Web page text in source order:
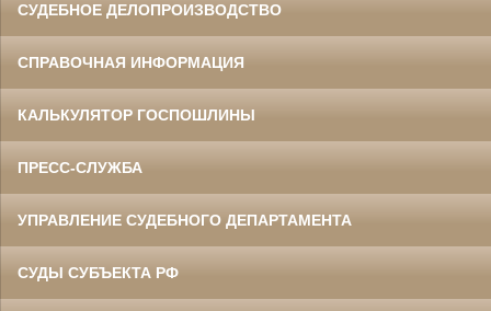
СУДЕБНОЕ ДЕЛОПРОИЗВОДСТВО
СПРАВОЧНАЯ ИНФОРМАЦИЯ
КАЛЬКУЛЯТОР ГОСПОШЛИНЫ
ПРЕСС-СЛУЖБА
УПРАВЛЕНИЕ СУДЕБНОГО ДЕПАРТАМЕНТА
СУДЫ СУБЪЕКТА РФ